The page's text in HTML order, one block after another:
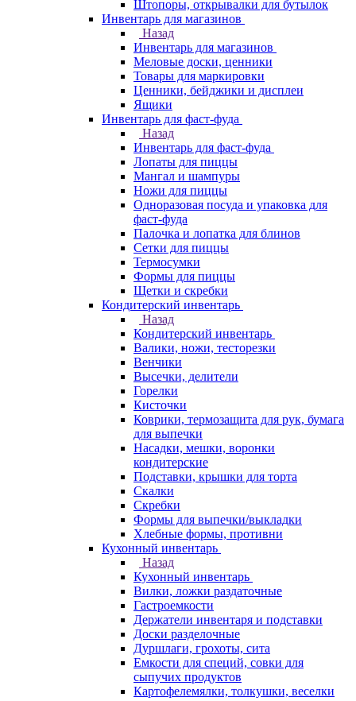
Штопоры, открывалки для бутылок
Инвентарь для магазинов
Назад
Инвентарь для магазинов
Меловые доски, ценники
Товары для маркировки
Ценники, бейджики и дисплеи
Ящики
Инвентарь для фаст-фуда
Назад
Инвентарь для фаст-фуда
Лопаты для пиццы
Мангал и шампуры
Ножи для пиццы
Одноразовая посуда и упаковка для
фаст-фуда
Палочка и лопатка для блинов
Сетки для пиццы
Термосумки
Формы для пиццы
Щетки и скребки
Кондитерский инвентарь
Назад
Кондитерский инвентарь
Валики, ножи, тесторезки
Венчики
Высечки, делители
Горелки
Кисточки
Коврики, термозащита для рук, бумага
для выпечки
Насадки, мешки, воронки
кондитерские
Подставки, крышки для торта
Скалки
Скребки
Формы для выпечки/выкладки
Хлебные формы, противни
Кухонный инвентарь
Назад
Кухонный инвентарь
Вилки, ложки раздаточные
Гастроемкости
Держатели инвентаря и подставки
Доски разделочные
Дуршлаги, грохоты, сита
Емкости для специй, совки для
сыпучих продуктов
Картофелемялки, толкушки, веселки